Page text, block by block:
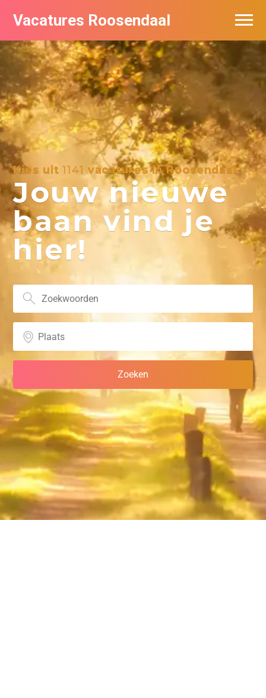
Vacatures Roosendaal
Kies uit1141 vacatures in Roosendaal
Jouw nieuwe
baan vind je
hier!
Vacatures bij bedrijven
De populairste vacatures in Roosendaal